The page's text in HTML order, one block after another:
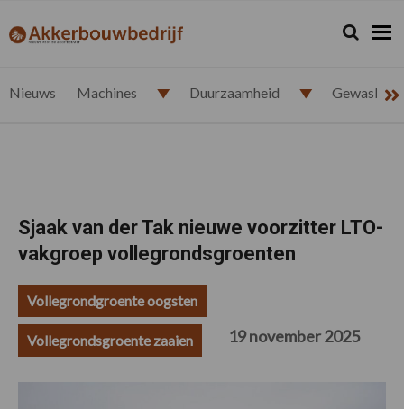
de
de
de
de
akkerbouwbedrijf.nl Zoeken...
Zoek
Nieuws Machines Duurzaamheid
Sjaak van der Tak nieuwe voorzitter LTO-
vakgroep vollegrondsgroenten
Vollegrondgroente oogsten
Vollegrondsgroente zaaien 19 november 2025